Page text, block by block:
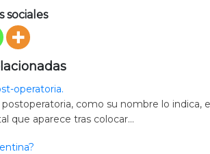
sociales
operatoria.
como su nombre lo indica,
que aparece tras colocar…